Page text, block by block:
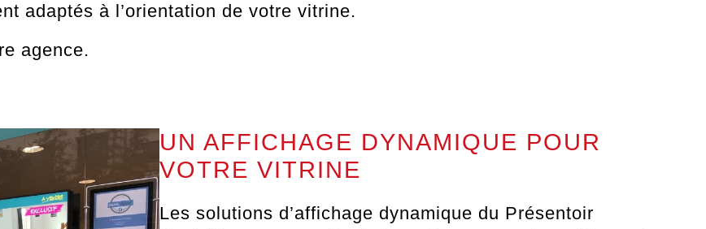
adaptés à l’orientation de votre vitrine.
agence.
UN AFFICHAGE DYNAMIQUE POUR
VOTRE VITRINE
Les solutions d’affichage dynamique du Présentoir